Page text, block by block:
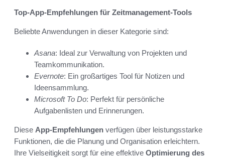
Top-App-Empfehlungen für Zeitmanagement-Tools
Beliebte Anwendungen in dieser Kategorie sind:
Asana: Ideal zur Verwaltung von Projekten und
Teamkommunikation.
Evernote: Ein großartiges Tool für Notizen und
Ideensammlung.
Microsoft To Do: Perfekt für persönliche
Aufgabenlisten und Erinnerungen.
Diese App-Empfehlungen verfügen über leistungsstarke
Funktionen, die die Planung und Organisation erleichtern.
Ihre Vielseitigkeit sorgt für eine effektive Optimierung des